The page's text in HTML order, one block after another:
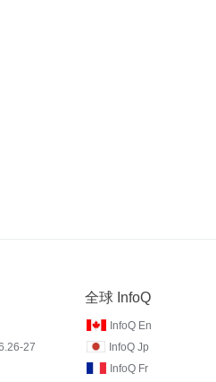
27
全球 InfoQ
InfoQ En
InfoQ Jp
InfoQ Fr